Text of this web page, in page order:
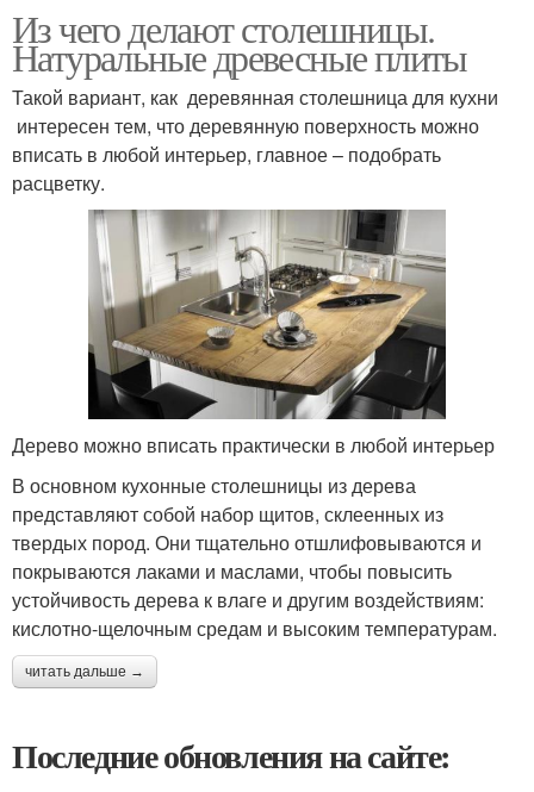
Из чего делают столешницы.
Натуральные древесные плиты
Такой вариант, как деревянная столешница для кухни
интересен тем, что деревянную поверхность можно
вписать в любой интерьер, главное – подобрать
расцветку.
Дерево можно вписать практически в любой интерьер
В основном кухонные столешницы из дерева
представляют собой набор щитов, склеенных из
твердых пород. Они тщательно отшлифовываются и
покрываются лаками и маслами, чтобы повысить
устойчивость дерева к влаге и другим воздействиям:
кислотно-щелочным средам и высоким температурам.
читать дальше →
Последние обновления на сайте: